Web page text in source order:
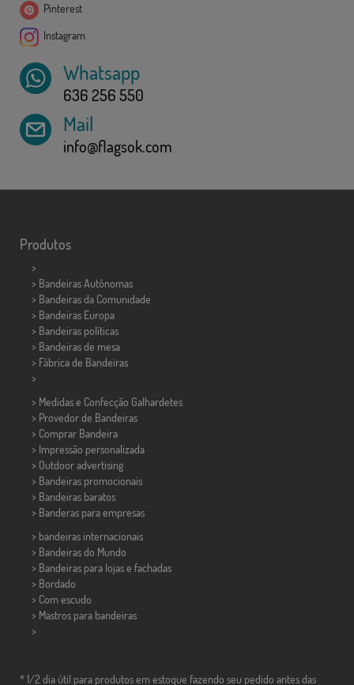
Pinterest
Instagram
Whatsapp
636 256 550
Mail
info@flagsok.com
Produtos
>
> Bandeiras Autônomas
> Bandeiras da Comunidade
> Bandeiras Europa
> Bandeiras políticas
> Bandeiras de mesa
> Fábrica de Bandeiras
>
> Medidas e Confecção Galhardetes
> Provedor de Bandeiras
> Comprar Bandeira
> Impressão personalizada
> Outdoor advertising
> Bandeiras promocionais
> Bandeiras baratos
> Banderas para empresas
> bandeiras internacionais
> Bandeiras do Mundo
> Bandeiras para lojas e fachadas
> Bordado
> Com escudo
> Mastros para bandeiras
>
* 1/2 dia útil para produtos em estoque fazendo seu pedido antes das